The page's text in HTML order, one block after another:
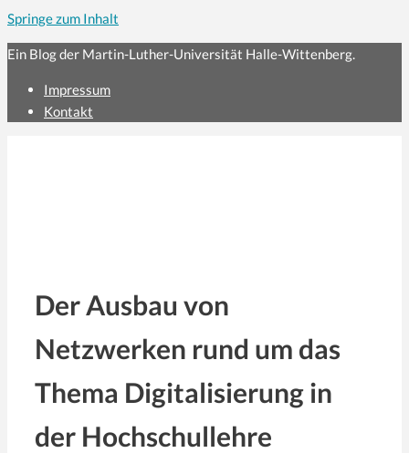
Springe zum Inhalt
Ein Blog der Martin-Luther-Universität Halle-Wittenberg.
Impressum
Kontakt
Der Ausbau von
Netzwerken rund um das
Thema Digitalisierung in
der Hochschullehre